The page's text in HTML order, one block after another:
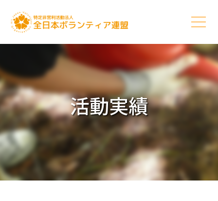
5つの柱 活動理念 活動内容
活動実績 お知らせ 団体情報
活動実績